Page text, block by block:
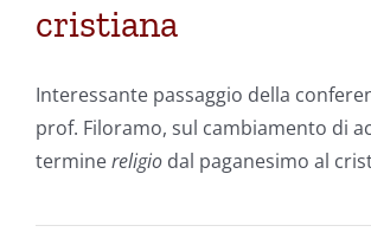
cristiana
Interessante passaggio della
prof. Filoramo, sul cambiamento di
terminereligio dal paganesimo al